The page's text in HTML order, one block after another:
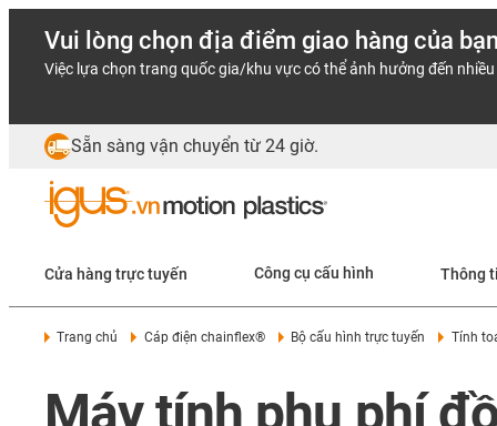
Vui lòng chọn địa điểm giao hàng của
Việc lựa chọn trang quốc gia/khu vực có thể ảnh hưởng đến
Sẵn sàng vận chuyển từ 24 giờ.
Cửa hàng trực tuyến Công cụ cấu hình Thông
Trang chủ Cáp điện chainflex® Bộ cấu hình trực tuyến Tính
Máy tính phụ phí